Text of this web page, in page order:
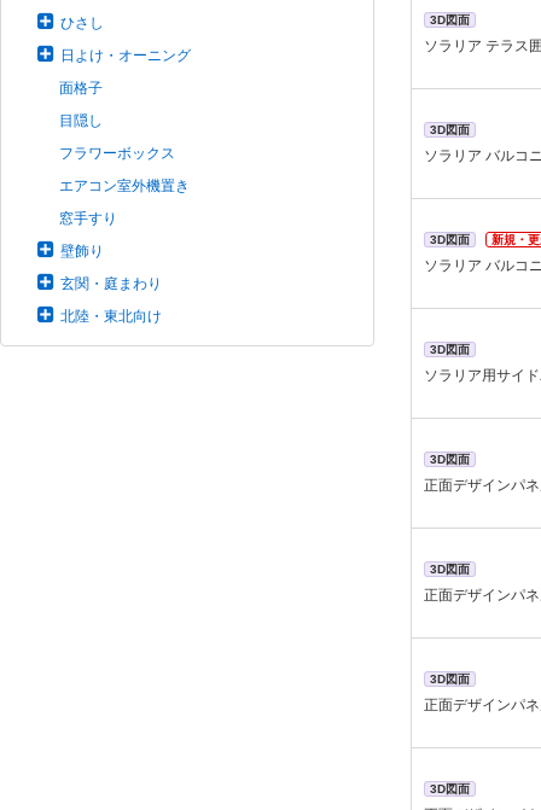
ひさし
日よけ・オーニング
面格子
目隠し
フラワーボックス
エアコン室外機置き
窓手すり
壁飾り
玄関・庭まわり
北陸・東北向け
3D図面
ソラリア テラス
3D図面
ソラリア バルコ
3D図面 新規・
ソラリア バルコ
3D図面
ソラリア用サイ
3D図面
正面デザインパ
3D図面
正面デザインパ
3D図面
正面デザインパ
3D図面